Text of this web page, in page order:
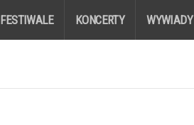
FESTIWALE KONCERTY WYWIADY